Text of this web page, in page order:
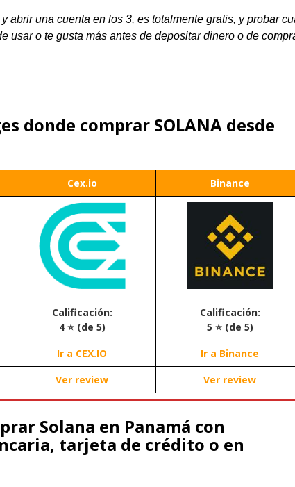
abrir una cuenta en los 3, es totalmente gratis, y probar
usar o te gusta más antes de depositar dinero o de
donde comprar SOLANA desde
Cex.io Binance
Calificación:
4 ⭐ (de 5)
Calificación:
5 ⭐ (de 5)
Ir a CEX.IO
Ir a Binance
Ver review Ver review
Solana en Panamá con
tarjeta de crédito o en